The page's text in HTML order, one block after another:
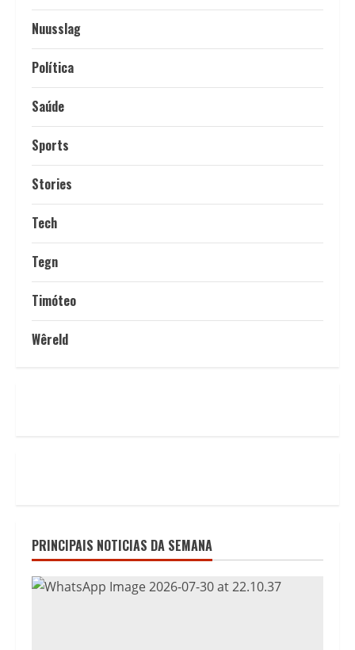
Nuusslag
Política
Saúde
Sports
Stories
Tech
Tegn
Timóteo
Wêreld
PRINCIPAIS NOTICIAS DA SEMANA